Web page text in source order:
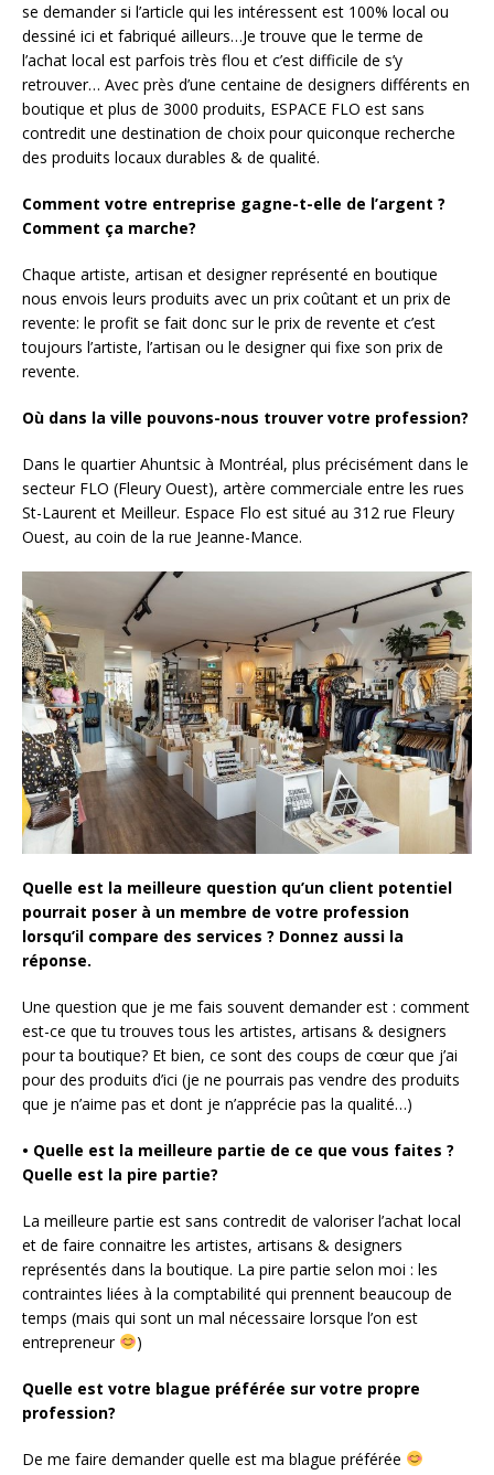
se demander si l’article qui les intéressent est 100% local ou
dessiné ici et fabriqué ailleurs…Je trouve que le terme de
l’achat local est parfois très flou et c’est difficile de s’y
retrouver… Avec près d’une centaine de designers différents en
boutique et plus de 3000 produits, ESPACE FLO est sans
contredit une destination de choix pour quiconque recherche
des produits locaux durables & de qualité.
Comment votre entreprise gagne-t-elle de l’argent ?
Comment ça marche?
Chaque artiste, artisan et designer représenté en boutique
nous envois leurs produits avec un prix coûtant et un prix de
revente: le profit se fait donc sur le prix de revente et c’est
toujours l’artiste, l’artisan ou le designer qui fixe son prix de
revente.
Où dans la ville pouvons-nous trouver votre profession?
Dans le quartier Ahuntsic à Montréal, plus précisément dans le
secteur FLO (Fleury Ouest), artère commerciale entre les rues
St-Laurent et Meilleur. Espace Flo est situé au 312 rue Fleury
Ouest, au coin de la rue Jeanne-Mance.
Quelle est la meilleure question qu’un client potentiel
pourrait poser à un membre de votre profession
lorsqu’il compare des services ? Donnez aussi la
réponse.
Une question que je me fais souvent demander est : comment
est-ce que tu trouves tous les artistes, artisans & designers
pour ta boutique? Et bien, ce sont des coups de cœur que j’ai
pour des produits d’ici (je ne pourrais pas vendre des produits
que je n’aime pas et dont je n’apprécie pas la qualité…)
• Quelle est la meilleure partie de ce que vous faites ?
Quelle est la pire partie?
La meilleure partie est sans contredit de valoriser l’achat local
et de faire connaitre les artistes, artisans & designers
représentés dans la boutique. La pire partie selon moi : les
contraintes liées à la comptabilité qui prennent beaucoup de
temps (mais qui sont un mal nécessaire lorsque l’on est
entrepreneur
)
Quelle est votre blague préférée sur votre propre
profession?
De me faire demander quelle est ma blague préférée